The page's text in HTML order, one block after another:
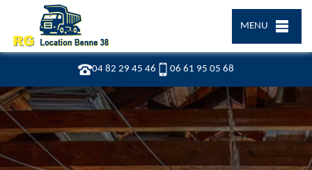
04 82 29 45 46 06 61 95 05 68
MENU